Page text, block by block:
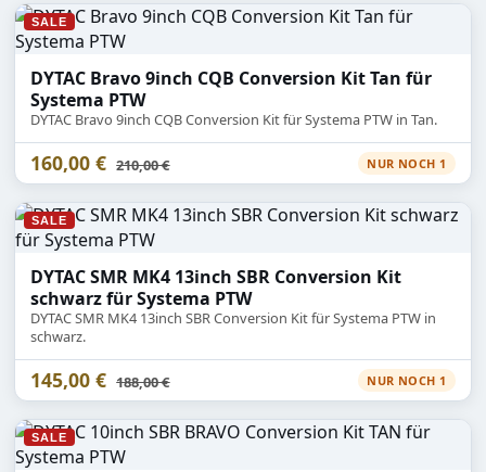
SALE
DYTAC Bravo 9inch CQB Conversion Kit Tan für
Systema PTW
DYTAC Bravo 9inch CQB Conversion Kit für Systema PTW in Tan.
160,00 € Statt
210,00 € NUR NOCH 1
SALE
DYTAC SMR MK4 13inch SBR Conversion Kit
schwarz für Systema PTW
DYTAC SMR MK4 13inch SBR Conversion Kit für Systema PTW in
schwarz.
145,00 € Statt
188,00 € NUR NOCH 1
SALE